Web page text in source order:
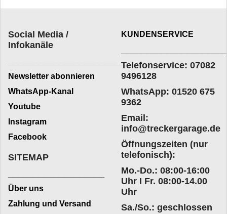
Social Media /
Infokanäle
_________________________
Newsletter abonnieren
WhatsApp-Kanal
Youtube
Instagram
Facebook
KUNDENSERVICE
Telefonservice: 07082
9496128
WhatsApp: 01520 675
9362
Email:
info@treckergarage.de
Öffnungszeiten (nur
telefonisch):
Mo.-Do.: 08:00-16:00
Uhr I Fr. 08:00-14.00
Uhr
Sa./So.: geschlossen
SITEMAP
Über uns
Zahlung und Versand